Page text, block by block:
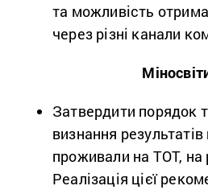
та можливість
через різні канали
Затвердити порядок
визнання
проживали на ТОТ, на
Реалізація цієї